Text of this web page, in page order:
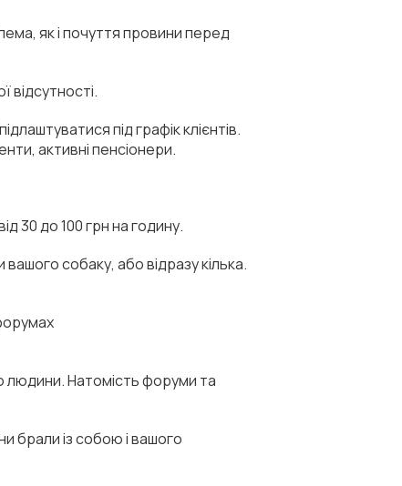
як і почуття провини перед
відсутності.
під графік клієнтів.
активні пенсіонери.
30 до 100 грн на годину.
собаку, або відразу кілька.
людини. Натомість форуми та
брали із собою і вашого